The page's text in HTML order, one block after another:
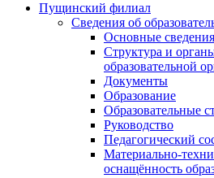
Пущинский филиал
Сведения об
Основные сведения
Структура и
образовательной
Документы
Образование
Образовательные
Руководство
Педагогический
Материально-
оснащённость